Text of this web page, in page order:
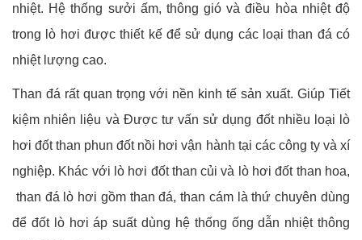
nhiệt. Hệ thống sưởi ấm, thông gió và điều hòa nhiệt độ
trong lò hơi được thiết kế để sử dụng các loại than đá có
nhiệt lượng cao.
Than đá rất quan trọng với nền kinh tế sản xuất. Giúp Tiết
kiệm nhiên liệu và Được tư vấn sử dụng đốt nhiều loại lò
hơi đốt than phun đốt nồi hơi vận hành tại các công ty và xí
nghiệp. Khác với lò hơi đốt than củi và lò hơi đốt than hoa,
than đá lò hơi gồm than đá, than cám là thứ chuyên dùng
để đốt lò hơi áp suất dùng hệ thống ống dẫn nhiệt thông